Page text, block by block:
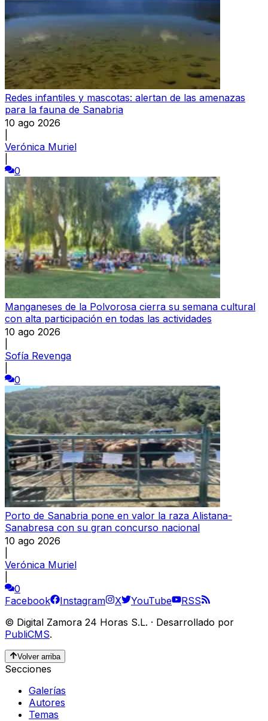
Redes infantiles y mascotas: alertan de las amenazas
para la fauna de Sanabria
10 ago 2026
Verónica Muriel
0
Manganeses de la Polvorosa cierra su semana cultural
con alta participación en todas las actividades
10 ago 2026
Sofía Revenga
0
Porto de Sanabria pone en valor la raza Alistana-
Sanabresa con su gran concurso nacional
10 ago 2026
Verónica Muriel
0
Facebook
Instagram X YouTube
RSS
© Digital Zamora 24 Horas S.L. · Desarrollado por
PubliCMS.
Volver arriba
Secciones
Galerías
Autores
Temas